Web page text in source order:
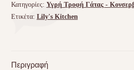
ΒΟΔΙΝΟ
-85gr
Κατηγορίες: Υγρή Τροφή Γάτας -
Ετικέτα: Lily's Kitchen
Περιγραφή